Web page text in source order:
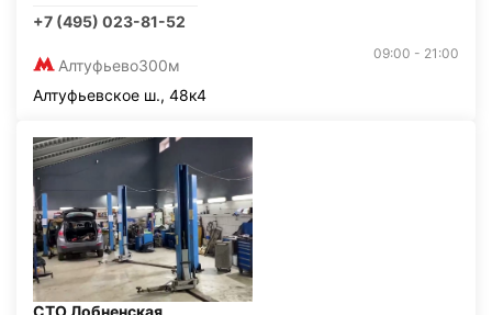
+7 (495) 023-81-52
Алтуфьево300м
09:00 - 21:00
Алтуфьевское ш., 48к4
СТО Лобненская